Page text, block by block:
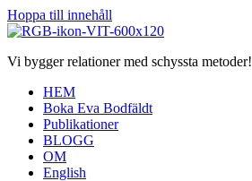
Hoppa till innehåll
Vi bygger relationer med schyssta metoder!
HEM
Boka Eva Bodfäldt
Publikationer
BLOGG
OM
English